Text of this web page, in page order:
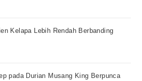
Kelapa Lebih Rendah Berbanding
pada Durian Musang King Berpunca